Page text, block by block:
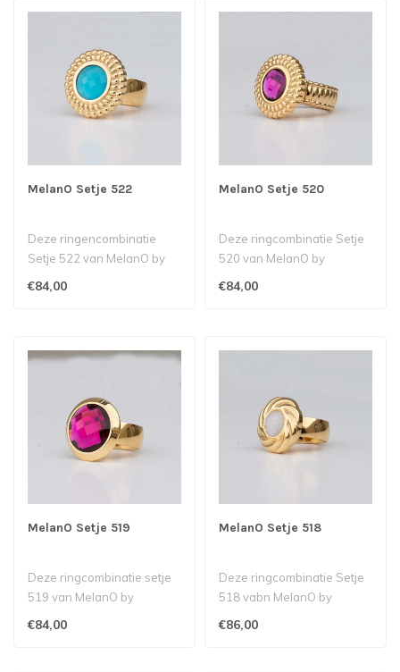
MelanO Setje 522
Deze ringencombinatie
Setje 522 van MelanO by
€84,00
MelanO Setje 520
Deze ringcombinatie Setje
520 van MelanO by
€84,00
MelanO Setje 519
Deze ringcombinatie setje
519 van MelanO by
€84,00
MelanO Setje 518
Deze ringcombinatie Setje
518 vabn MelanO by
€86,00